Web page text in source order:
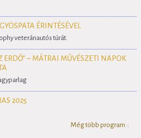
ÉRINTÉSÉVEL
veteránautós túrát.
ERDŐ” – MÁTRAI MŰVÉSZETI NAPOK
2025
Még több program ::